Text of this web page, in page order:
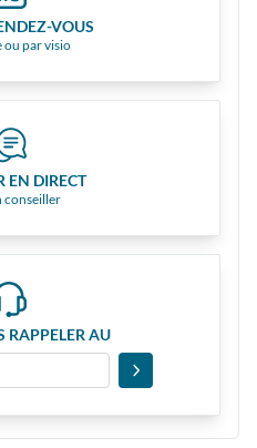
VOUS
ou par visio
EN DIRECT
conseiller
RAPPELER AU